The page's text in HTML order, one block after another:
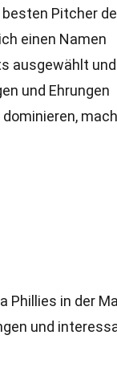
besten Pitcher
einen Namen
ausgewählt
und Ehrungen
dominieren,
Phillies in der
und